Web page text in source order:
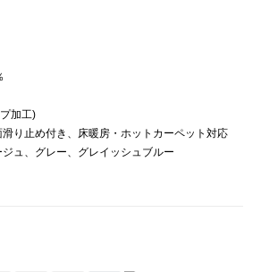
加工)
り止め付き、床暖房・ホットカーペット対応
ュ、グレー、グレイッシュブルー